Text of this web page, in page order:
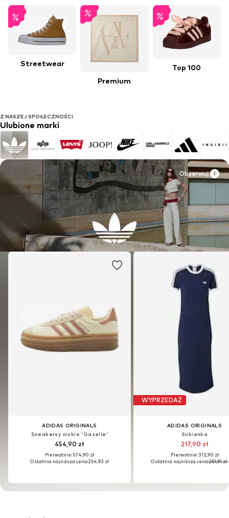
Z NASZEJ SPOŁECZNOŚCI
Ulubione marki
Obserwuj
ADIDAS ORIGINALS
Sneakersy niskie 'Gazelle'
454,90 zł
Pierwotnie: 574,90 zł
Ostatnia najniższa cena:254,93 zł
WYPRZEDAŻ
ADIDAS ORIGINALS
Sukienka
217,90 zł
Pierwotnie: 312,90 zł
Ostatnia najniższa cena:251,91 zł
Obserwuj
ADIDAS ORIGINALS
Sneakersy niskie 'Gazelle'
454,90 zł
Pierwotnie: 574,90 zł
Ostatnia najniższa cena:254,93 zł
WYPRZEDAŻ
ADIDAS ORIGINALS
Sukienka
217,90 zł
Pierwotnie: 312,90 zł
Ostatnia najniższa cena:251,91 zł
Streetwear
Premium
Top 100